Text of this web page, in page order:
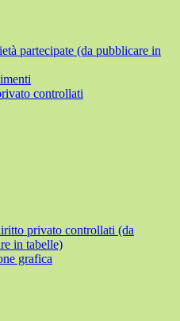
partecipate (da pubblicare in
controllati
privato controllati (da
in tabelle)
grafica